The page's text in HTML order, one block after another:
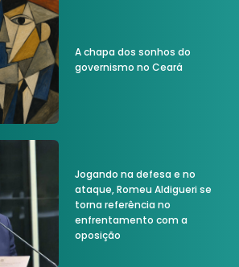
A chapa dos sonhos do
governismo no Ceará
Jogando na defesa e no
ataque, Romeu Aldigueri se
torna referência no
enfrentamento com a
oposição